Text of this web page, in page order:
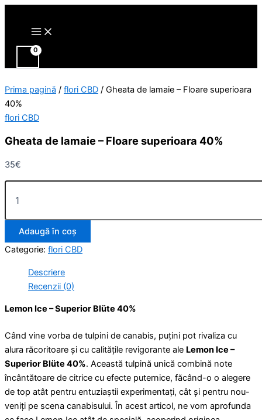
Skip
content
Main
Prima pagină / flori CBD / Gheata de lamaie – Floare superioara
40%
flori CBD
Gheata de lamaie – Floare superioara 40%
35€
Cantitate
40%
Adaugă în coș
Categorie: flori CBD
Descriere
Recenzii (0)
Lemon Ice – Superior Blüte 40%
Când vine vorba de tulpini de canabis, puțini pot rivaliza cu
alura răcoritoare și cu calitățile revigorante ale Lemon Ice –
Superior Blüte 40%. Această tulpină unică combină note
încântătoare de citrice cu efecte puternice, făcând-o o alegere
de top atât pentru entuziaștii experimentați, cât și pentru nou-
veniți pe scena canabisului. În acest articol, ne vom aprofunda